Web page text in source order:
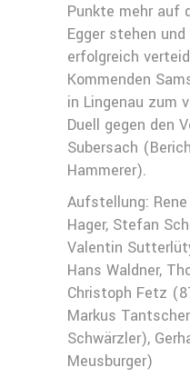
Punkte mehr auf
Egger stehen
erfolgreich
Kommenden
in Lingenau zum
Duell gegen den
Subersach
Hammerer).
Aufstellung:
Hager, Stefan
Valentin
Hans Waldner,
Christoph Fetz
Markus
Schwärzler),
Meusburger)